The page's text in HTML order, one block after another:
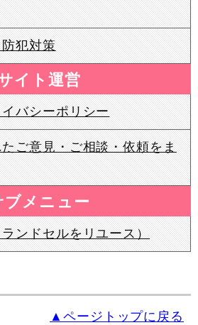
犯対策
イト運営
バシーポリシー
ご意見・ご相談・依頼をま
ブメニュー
ンドセルをリユース）
▲ページトップに戻る